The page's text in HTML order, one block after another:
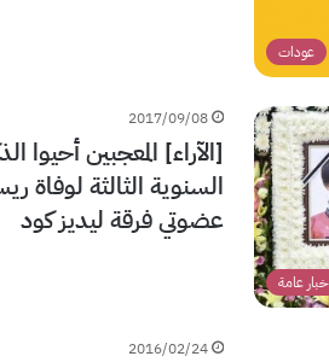
عودات
عامة
2017/09/08
[الآراء] المعجبين أحيوا
السنوية الثالثة لوفاة
عضوتي فرقة ليديز كود
2016/02/24